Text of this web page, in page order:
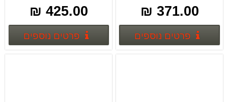
371.00 ₪
פרטים נוספיםפרטים נוספים
425.00 ₪
פרטים נוספים